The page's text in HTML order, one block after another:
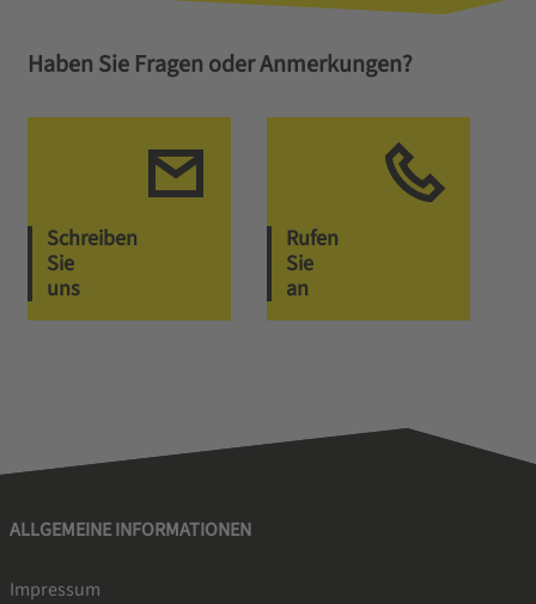
Haben Sie Fragen oder Anmerkungen?
Schreiben
Sie
uns
Rufen
Sie
an
ALLGEMEINE INFORMATIONEN
Impressum